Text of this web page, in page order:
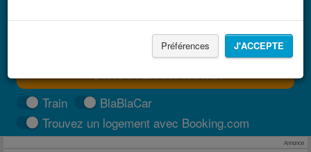
Préférences J'ACCEPTE
TROUVER UN TRAJET
Train
BlaBlaCar
Trouvez un logement avec Booking.com
Annonce